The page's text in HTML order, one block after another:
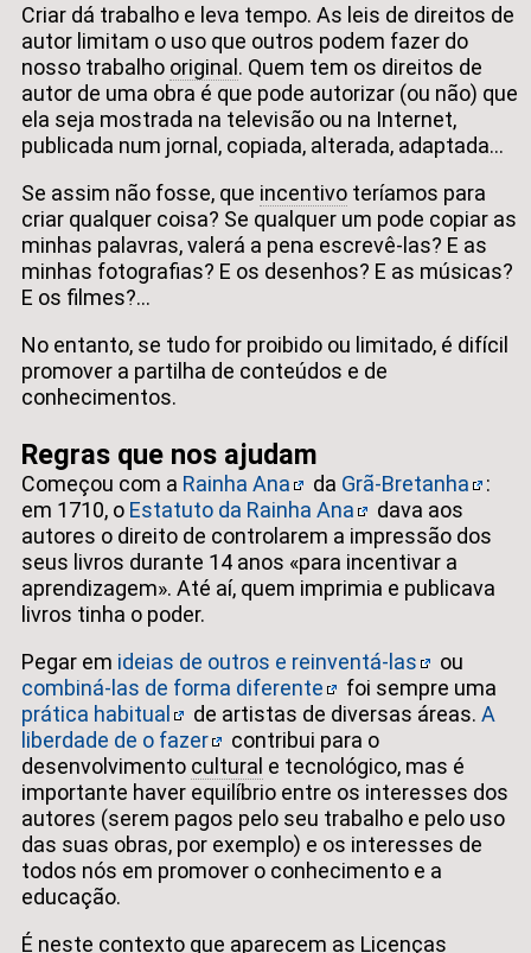
Criar dá trabalho e leva tempo. As leis de direitos de
autor limitam o uso que outros podem fazer do
nosso trabalho original . Quem tem os direitos de
autor de uma obra é que pode autorizar (ou não) que
ela seja mostrada na televisão ou na Internet,
publicada num jornal, copiada, alterada, adaptada...
Se assim não fosse, que incentivo teríamos para
criar qualquer coisa? Se qualquer um pode copiar as
minhas palavras, valerá a pena escrevê-las? E as
minhas fotografias? E os desenhos? E as músicas?
E os filmes?...
No entanto, se tudo for proibido ou limitado, é difícil
promover a partilha de conteúdos e de
conhecimentos.
Regras que nos ajudam
Começou com a Rainha Ana da Grã-Bretanha
:
em 1710, o Estatuto da Rainha Ana
dava aos
autores o direito de controlarem a impressão dos
seus livros durante 14 anos
para incentivar a
aprendizagem . Até aí, quem imprimia e publicava
livros tinha o poder.
Pegar em ideias de outros e reinventá-las
ou
combiná-las de forma diferente
foi sempre uma
prática habitual
de artistas de diversas áreas. A
liberdade de o fazer
contribui para o
desenvolvimento cultural e tecnológico, mas é
importante haver equilíbrio entre os interesses dos
autores (serem pagos pelo seu trabalho e pelo uso
das suas obras, por exemplo) e os interesses de
todos nós em promover o conhecimento e a
educação.
É neste contexto que aparecem as Licenças